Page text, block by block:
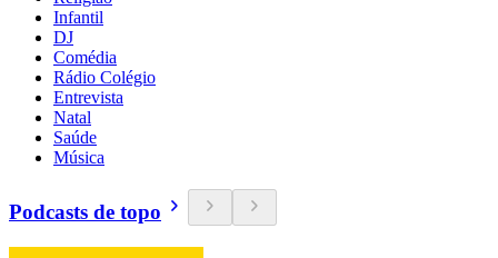
Infantil
DJ
Comédia
Rádio Colégio
Entrevista
Natal
Saúde
Música
Podcasts de topo